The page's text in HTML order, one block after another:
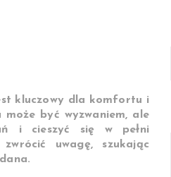
kluczowy dla komfortu i
być wyzwaniem, ale
i cieszyć się w pełni
uwagę, szukając